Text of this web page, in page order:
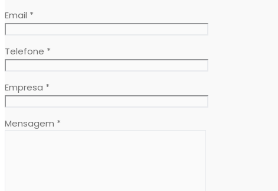
Email *
Telefone *
Empresa *
Mensagem *